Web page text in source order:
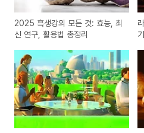
2025 흑생강의 모든 것: 효능, 최
신 연구, 활용법 총정리